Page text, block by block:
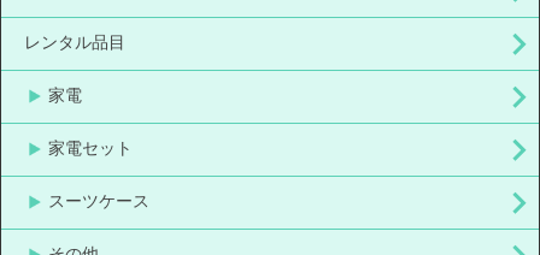
レンタル品目
家電
家電セット
スーツケース